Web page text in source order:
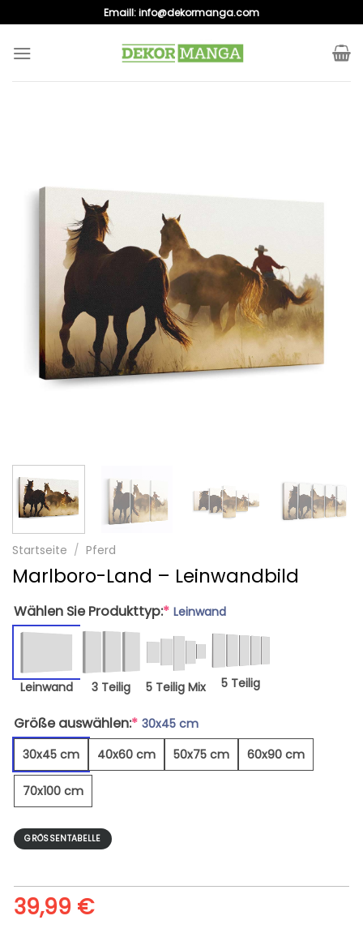
to
content
Emaill:info@dekormanga.com
Startseite / Pferd
Marlboro-Land – Leinwandbild
Wählen Sie Produkttyp:* Leinwand
Leinwand 3 Teilig 5 Teilig Mix 5 Teilig
Größe auswählen:* 30x45 cm
30x45 cm
40x60 cm 50x75 cm 60x90 cm
70x100 cm
GRÖSSENTABELLE
39,99 €